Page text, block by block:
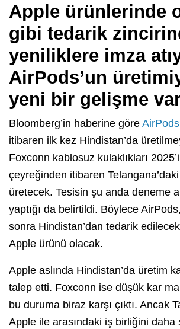
Apple ürünlerinde
gibi tedarik
yeniliklere imza
AirPods’un
yeni bir gelişme
Bloomberg’in haberine göre AirPods
itibaren ilk kez Hindistan’da
Foxconn kablosuz kulaklıkları
çeyreğinden itibaren
üretecek. Tesisin şu anda deneme
yaptığı da belirtildi. Böylece
sonra Hindistan’dan tedarik
Apple ürünü olacak.
Apple aslında Hindistan’da üretim
talep etti. Foxconn ise düşük kar
bu duruma biraz karşı çıktı. Ancak
Apple ile arasındaki iş birliğini daha